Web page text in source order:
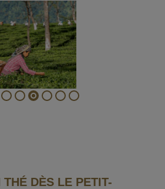
THÉ DÈS LE PETIT-